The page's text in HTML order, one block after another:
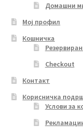
Домашни
Мој профил
Кошничка
Checkout
Контакт
Корисничка
Услови за